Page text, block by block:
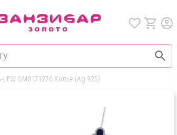
LPS/ GM0171276 Колье (Ag 925)